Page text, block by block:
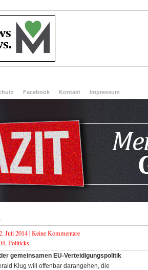
Facebook Kontakt Impressum
Juli 2014 |Keine Kommentare
, Politicks
gemeinsamen EU-Verteidigungspolitik
Klug will offenbar darangehen, die